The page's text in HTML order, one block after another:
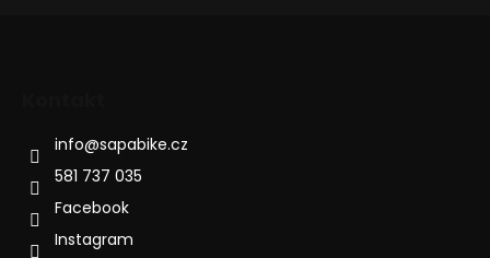
info@sapabike.cz
581 737 035
Facebook
Instagram